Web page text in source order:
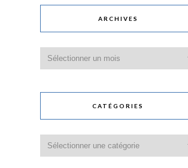
ARCHIVES
CATÉGORIES